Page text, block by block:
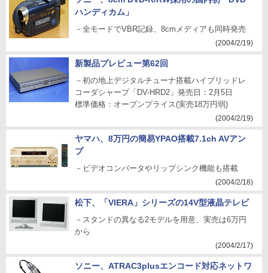
アプリ/ソフトウェア
360度カメラ
ハンディカム」
－全モードでVBR記録、8cmメディアも同時発売
(2004/2/19)
新製品プレビュー第62回
－初の地上デジタルチューナ搭載ハイブリッドレ
コーダシャープ「DV-HRD2」発売日：2月5日
標準価格：オープンプライス(実売18万円弱)
(2004/2/19)
ヤマハ、8万円の簡易YPAO搭載7.1ch AVアン
プ
－ビデオコンバータやリップシンク機能も搭載
(2004/2/18)
松下、「VIERA」シリーズの14V型液晶テレビ
－スタンドの異なる2モデルを用意、実売は6万円
から
(2004/2/17)
ソニー、ATRAC3plusエンコード対応ネットワ